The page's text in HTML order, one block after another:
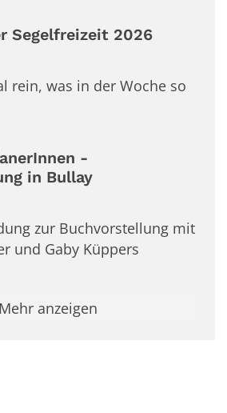
Segelfreizeit 2026
rein, was in der Woche so
-
in Bullay
zur Buchvorstellung mit
und Gaby Küppers
Mehr anzeigen